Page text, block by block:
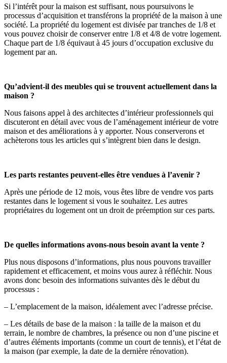
Si l’intérêt pour la maison est suffisant, nous poursuivons le
processus d’acquisition et transférons la propriété de la maison à une
société. La propriété du logement est divisée par tranches de 1/8 et
vous pouvez choisir de conserver entre 1/8 et 4/8 de votre logement.
Chaque part de 1/8 équivaut à 45 jours d’occupation exclusive du
logement par an.
Qu’advient-il des meubles qui se trouvent actuellement dans la
maison ?
Nous faisons appel à des architectes d’intérieur professionnels qui
discuteront en détail avec vous de l’aménagement intérieur de votre
maison et des améliorations à y apporter. Nous conserverons et
achèterons tous les articles qui s’intègrent bien dans le design.
Les parts restantes peuvent-elles être vendues à l’avenir ?
Après une période de 12 mois, vous êtes libre de vendre vos parts
restantes dans le logement si vous le souhaitez. Les autres
propriétaires du logement ont un droit de préemption sur ces parts.
De quelles informations avons-nous besoin avant la vente ?
Plus nous disposons d’informations, plus nous pouvons travailler
rapidement et efficacement, et moins vous aurez à réfléchir. Nous
avons donc besoin des informations suivantes dès le début du
processus :
– L’emplacement de la maison, idéalement avec l’adresse précise.
– Les détails de base de la maison : la taille de la maison et du
terrain, le nombre de chambres, la présence ou non d’une piscine et
d’autres éléments importants (comme un court de tennis), et l’état de
la maison (par exemple, la date de la dernière rénovation).